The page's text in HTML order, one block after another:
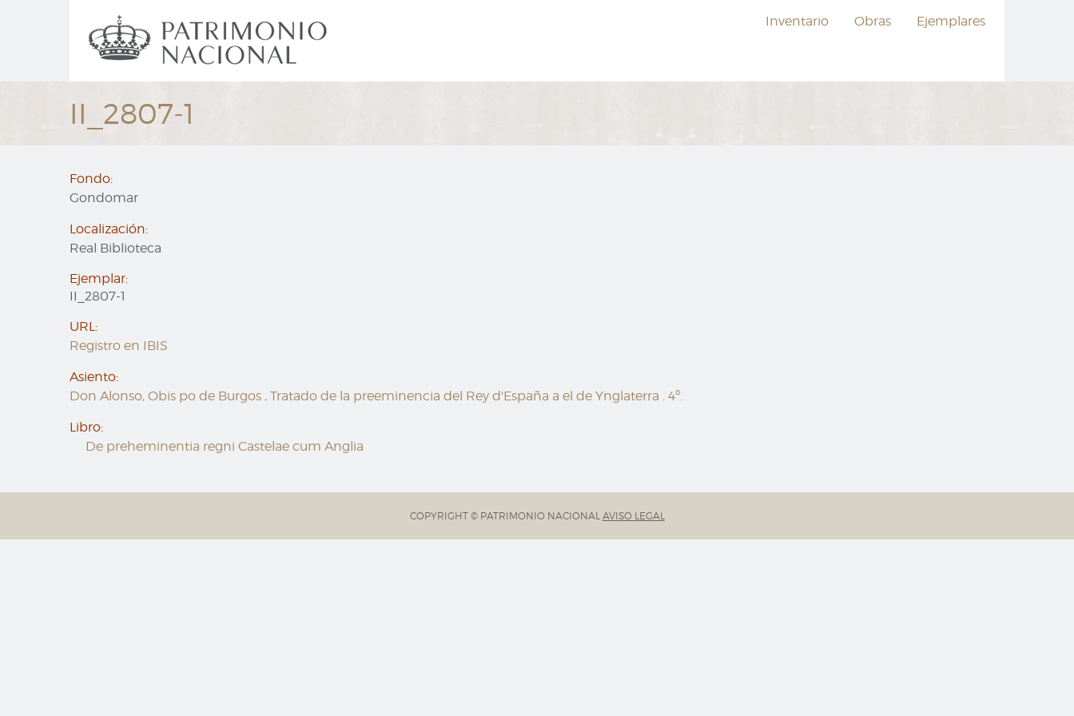
Navegación
principal
Inventario Obras Ejemplares
II_2807-1
Fondo:
Gondomar
Localización:
Real Biblioteca
Ejemplar:
II_2807-1
URL:
Registro en IBIS
Asiento:
Don Alonso, Obis po de Burgos , Tratado de la preeminencia del Rey d'España a el de Ynglaterra . 4º.
Libro:
De preheminentia regni Castelae cum Anglia
COPYRIGHT © PATRIMONIO NACIONAL AVISO LEGAL